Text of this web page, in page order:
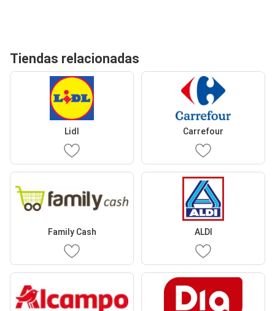
Tiendas relacionadas
Lidl Carrefour
Family Cash ALDI